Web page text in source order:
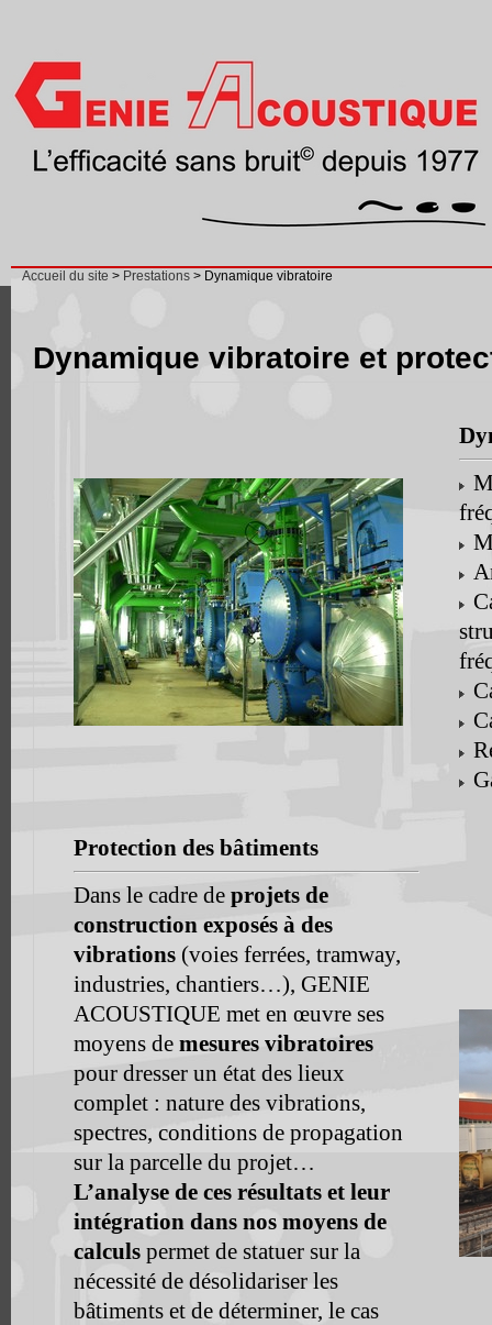
Accueil du site > Prestations > Dynamique vibratoire
Dynamique vibratoire et
Protection des bâtiments
Dans le cadre de projets de
construction exposés à des
vibrations(voies ferrées, tramway,
industries, chantiers…), GENIE
ACOUSTIQUE met en œuvre ses
moyens de mesures vibratoires
pour dresser un état des lieux
complet : nature des vibrations,
spectres, conditions de propagation
sur la parcelle du projet…
L’analyse de ces résultats et leur
intégration dans nos moyens de
calculspermet de statuer sur la
nécessité de désolidariser les
bâtiments et de déterminer, le cas